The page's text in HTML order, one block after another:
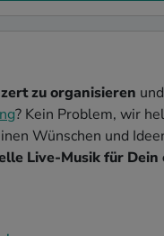
zu organisieren
? Kein Problem, wir
Wünschen und
Live-Musik für Dein